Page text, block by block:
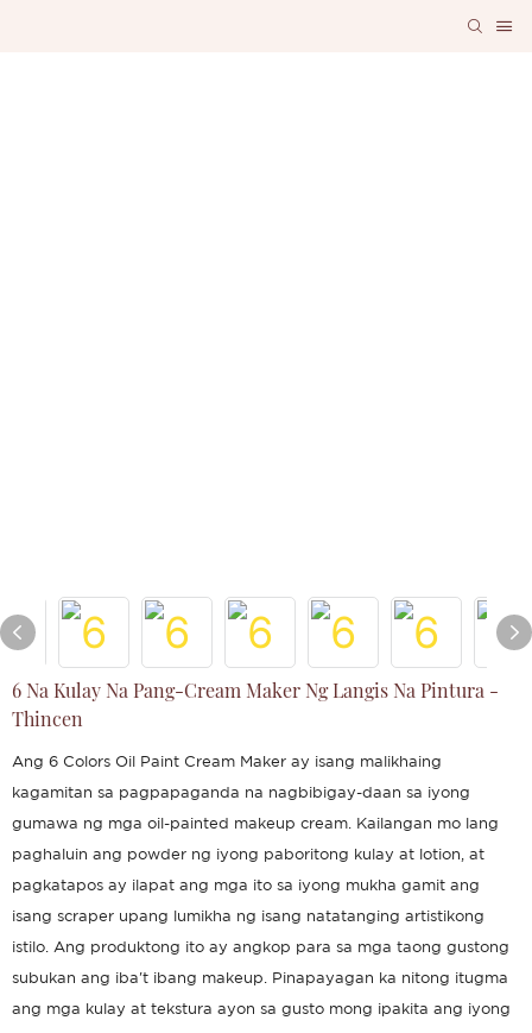
6 Na Kulay Na Pang-Cream Maker Ng Langis Na Pintura -
Thincen
Ang 6 Colors Oil Paint Cream Maker ay isang malikhaing
kagamitan sa pagpapaganda na nagbibigay-daan sa iyong
gumawa ng mga oil-painted makeup cream. Kailangan mo lang
paghaluin ang powder ng iyong paboritong kulay at lotion, at
pagkatapos ay ilapat ang mga ito sa iyong mukha gamit ang
isang scraper upang lumikha ng isang natatanging artistikong
istilo. Ang produktong ito ay angkop para sa mga taong gustong
subukan ang iba't ibang makeup. Pinapayagan ka nitong itugma
ang mga kulay at tekstura ayon sa gusto mong ipakita ang iyong